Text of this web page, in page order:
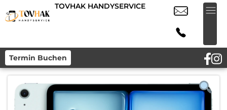
TOVHAK HANDYSERVICE
Termin Buchen